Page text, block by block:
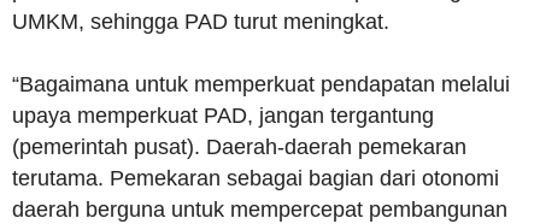
UMKM, sehingga PAD turut meningkat.
“Bagaimana untuk memperkuat pendapatan melalui
upaya memperkuat PAD, jangan tergantung
(pemerintah pusat). Daerah-daerah pemekaran
terutama. Pemekaran sebagai bagian dari otonomi
daerah berguna untuk mempercepat pembangunan